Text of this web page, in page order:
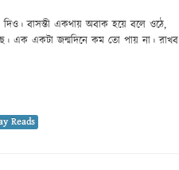
দিও। বাসন্তী একথায় অবাক হয়ে বলে ওঠে,
এক একটা জন্মদিনে কম তো পায় না। রাখব
Reads